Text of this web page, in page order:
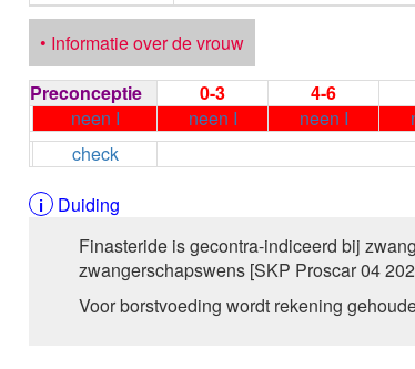
• Informatie over de vrouw
Preconceptie
0-3 4-6
neen I
neen I neen I
check
Duiding
Finasteride is gecontra-indiceerd bij
zwangerschapswens [SKP Proscar 04
Voor borstvoeding wordt rekening